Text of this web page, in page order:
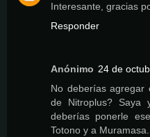
Interesante, gracias
Responder
Anónimo 24 de
No deberías agregar
de Nitroplus? Saya
deberías ponerle
Totono y a Muramasa.